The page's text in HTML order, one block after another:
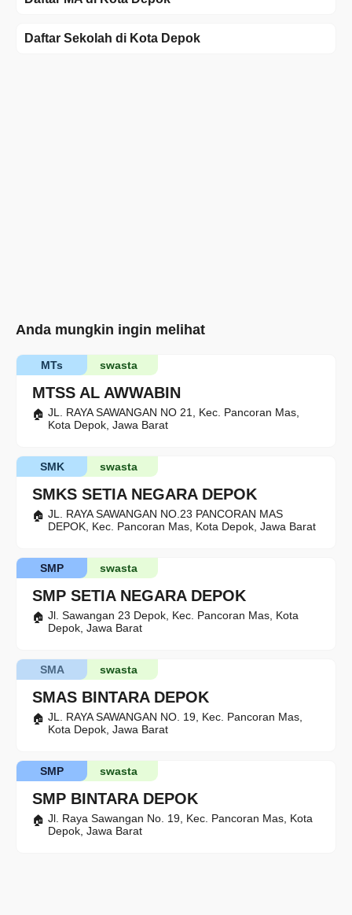
Daftar Sekolah di Kota Depok
Anda mungkin ingin melihat
MTSS AL AWWABIN
swasta
MTs
JL. RAYA SAWANGAN NO 21, Kec. Pancoran Mas,
Kota Depok, Jawa Barat
SMKS SETIA NEGARA DEPOK
swasta
SMK
JL. RAYA SAWANGAN NO.23 PANCORAN MAS
DEPOK, Kec. Pancoran Mas, Kota Depok, Jawa Barat
SMP SETIA NEGARA DEPOK
swasta
SMP
Jl. Sawangan 23 Depok, Kec. Pancoran Mas, Kota
Depok, Jawa Barat
SMAS BINTARA DEPOK
swasta
SMA
JL. RAYA SAWANGAN NO. 19, Kec. Pancoran Mas,
Kota Depok, Jawa Barat
SMP BINTARA DEPOK
swasta
SMP
Jl. Raya Sawangan No. 19, Kec. Pancoran Mas, Kota
Depok, Jawa Barat